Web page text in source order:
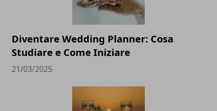
Diventare Wedding Planner: Cosa
Studiare e Come Iniziare
21/03/2025